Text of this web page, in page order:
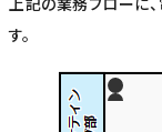
す。